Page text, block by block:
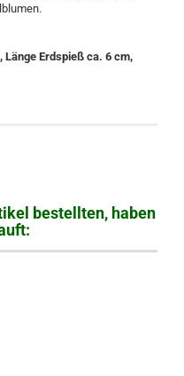
Länge Erdspieß ca. 6 cm,
bestellten, haben